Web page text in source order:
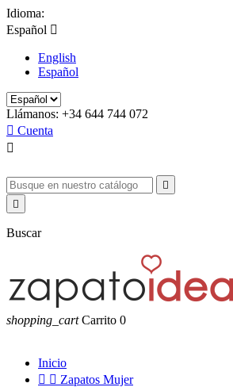
Idioma:
Español 
English
Español
Llámanos: +34 644 744 072
 Cuenta



Buscar
shopping_cart Carrito 0
Inicio
  Zapatos Mujer